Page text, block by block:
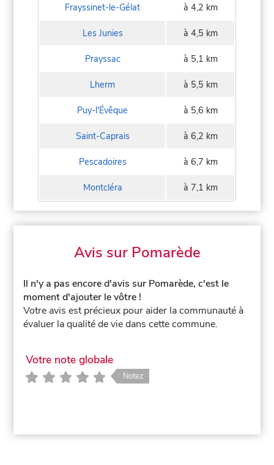
Frayssinet-le-Gélat à 4,2 km
Les Junies à 4,5 km
Prayssac à 5,1 km
Lherm à 5,5 km
Puy-l'Évêque à 5,6 km
Saint-Caprais à 6,2 km
Pescadoires à 6,7 km
Montcléra à 7,1 km
Avis sur Pomarède
Il n'y a pas encore d'avis sur Pomarède, c'est le
moment d'ajouter le vôtre !
Votre avis est précieux pour aider la communauté à
évaluer la qualité de vie dans cette commune.
Votre note globale
Notez